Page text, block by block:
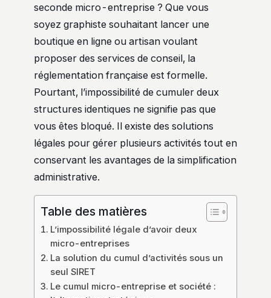
seconde micro-entreprise ? Que vous
soyez graphiste souhaitant lancer une
boutique en ligne ou artisan voulant
proposer des services de conseil, la
réglementation française est formelle.
Pourtant, l’impossibilité de cumuler deux
structures identiques ne signifie pas que
vous êtes bloqué. Il existe des solutions
légales pour gérer plusieurs activités tout en
conservant les avantages de la simplification
administrative.
Table des matières
L’impossibilité légale d’avoir deux
micro-entreprises
La solution du cumul d’activités sous un
seul SIRET
Le cumul micro-entreprise et société :